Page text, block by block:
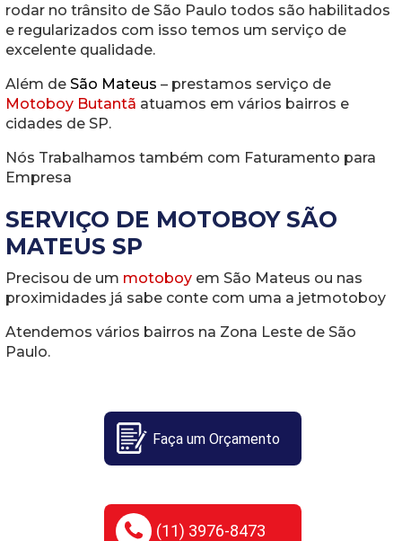
rodar no trânsito de São Paulo todos são habilitados
e regularizados com isso temos um serviço de
excelente qualidade.
Além deSão Mateus – prestamos serviço de
Motoboy Butantã atuamos em vários bairros e
cidades de SP.
Nós Trabalhamos também com Faturamento para
Empresa
SERVIÇO DE MOTOBOY SÃO
MATEUS SP
Precisou de um motoboy em São Mateus ou nas
proximidades já sabe conte com uma a jetmotoboy
Atendemos vários bairros na Zona Leste de São
Paulo.
Faça um Orçamento
(11) 3976-8473